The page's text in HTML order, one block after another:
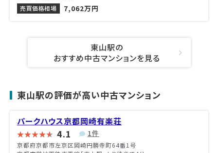
売買価格相場
7,062万円
東山駅の
おすすめ中古マンションを見る
東山駅の評価が高い中古マンション
パークハウス京都岡崎有楽荘
4.1 1件
京都府京都市左京区岡崎円勝寺町64番1号